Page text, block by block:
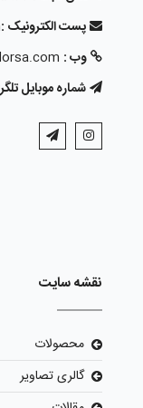
پست الکترونیک :
وب :
شماره موبایل
نقشه سایت
محصولات
گالری تصاویر